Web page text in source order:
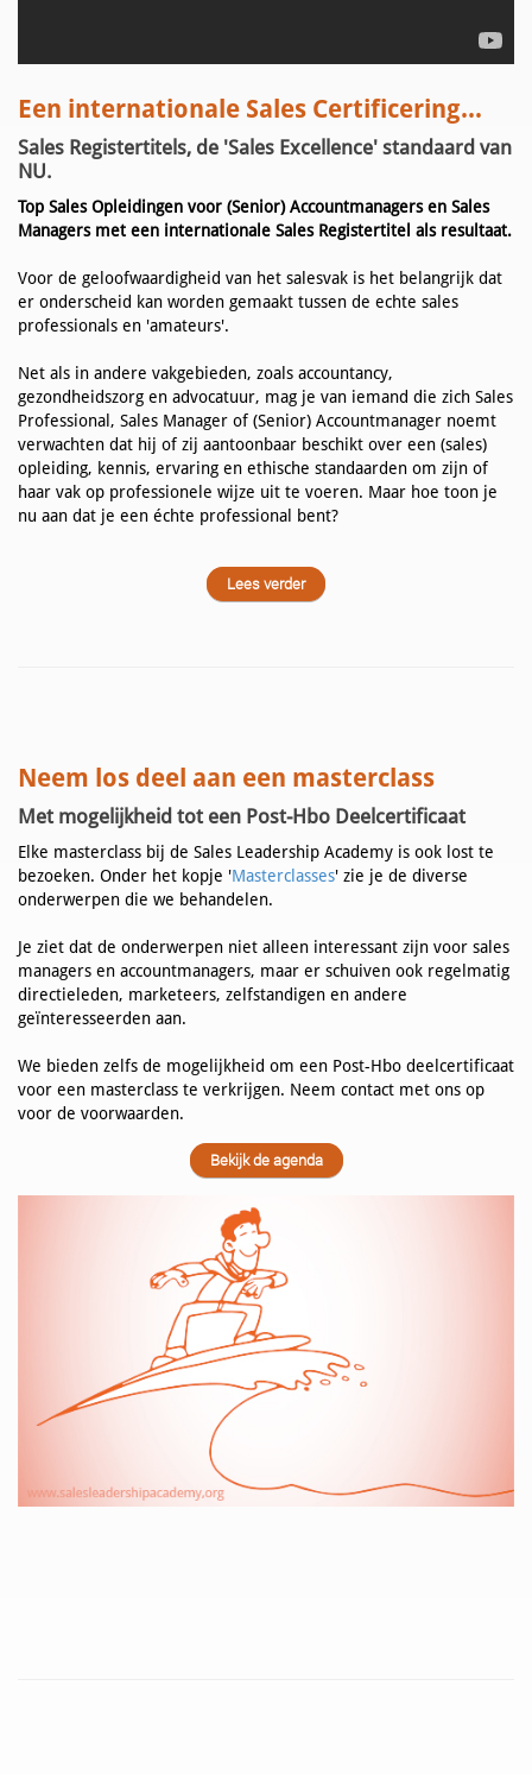
Een internationale Sales Certificering...
Sales Registertitels, de 'Sales Excellence' standaard van
NU.
Top Sales Opleidingen voor (Senior) Accountmanagers en Sales
Managers met een internationale Sales Registertitel als resultaat.
Voor de geloofwaardigheid van het salesvak is het belangrijk dat
er onderscheid kan worden gemaakt tussen de echte sales
professionals en 'amateurs'.
Net als in andere vakgebieden, zoals accountancy,
gezondheidszorg en advocatuur, mag je van iemand die zich Sales
Professional, Sales Manager of (Senior) Accountmanager noemt
verwachten dat hij of zij aantoonbaar beschikt over een (sales)
opleiding, kennis, ervaring en ethische standaarden om zijn of
haar vak op professionele wijze uit te voeren. Maar hoe toon je
nu aan dat je een échte professional bent?
Lees verder
Neem los deel aan een masterclass
Met mogelijkheid tot een Post-Hbo Deelcertificaat
Elke masterclass bij de Sales Leadership Academy is ook lost te
bezoeken. Onder het kopje 'Masterclasses' zie je de diverse
onderwerpen die we behandelen.
Je ziet dat de onderwerpen niet alleen interessant zijn voor sales
managers en accountmanagers, maar er schuiven ook regelmatig
directieleden, marketeers, zelfstandigen en andere
geïnteresseerden aan.
We bieden zelfs de mogelijkheid om een Post-Hbo deelcertificaat
voor een masterclass te verkrijgen. Neem contact met ons op
voor de voorwaarden.
Bekijk de agenda